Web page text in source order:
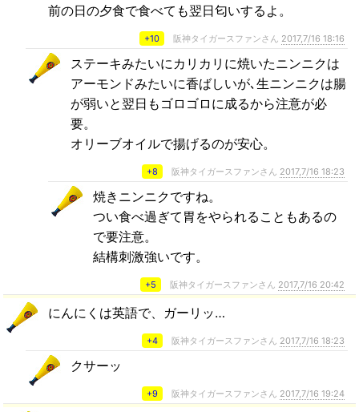
前の日の夕食で食べても翌日匂いするよ。
+10 阪神タイガースファンさん 2017,7/16 18:16
ステーキみたいにカリカリに焼いたニンニクは
アーモンドみたいに香ばしいが､生ニンニクは腸
が弱いと翌日もゴロゴロに成るから注意が必
要。
オリーブオイルで揚げるのが安心。
+8 阪神タイガースファンさん 2017,7/16 18:23
焼きニンニクですね。
つい食べ過ぎて胃をやられることもあるの
で要注意。
結構刺激強いです。
+5 阪神タイガースファンさん 2017,7/16 20:42
にんにくは英語で、ガーリッ…
+4 阪神タイガースファンさん 2017,7/16 18:23
クサーッ
+9 阪神タイガースファンさん 2017,7/16 19:24